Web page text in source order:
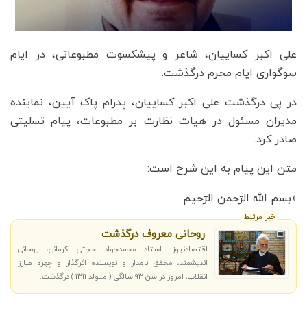
علی اکبر کساییان، شاعر و پیشکسوت مطبوعاتی، در ایام
سوگواری ایام محرم درگذشت.
در پی درگذشت علی اکبر کساییان، پدرام پاک آیین، نماینده
مدیران مسئول در هیات نظارت بر مطبوعات، پیام تسلیتی
صادر کرد.
متن این پیام به این شرح است:
«بسم الله الرّحمن الرّحیم
خبر مرتبط
روحانی معروف درگذشت
اقتصادنیوز: استاد محمدجواد حجتی کرمانی، روحانی
اندیشمند، محقق نامدار و نویسنده اثرگذار و چهره مبارز
انقلاب، امروز در سن 93 سالگی ( متولد 1311 ) درگذشت.